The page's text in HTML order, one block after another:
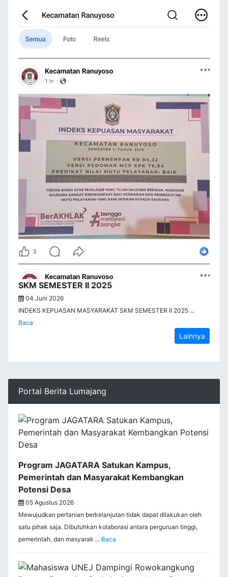
SKM SEMESTER II 2025
04 Juni 2026
INDEKS KEPUASAN MASYARAKAT SKM SEMESTER II 2025 ...
Baca
Lainnya
Portal Berita Lumajang
Program JAGATARA Satukan Kampus,
Pemerintah dan Masyarakat Kembangkan
Potensi Desa
05 Agustus 2026
Mewujudkan pertanian berkelanjutan tidak dapat dilakukan oleh
satu pihak saja. Dibutuhkan kolaborasi antara perguruan tinggi,
pemerintah, dan masyarak ... Baca